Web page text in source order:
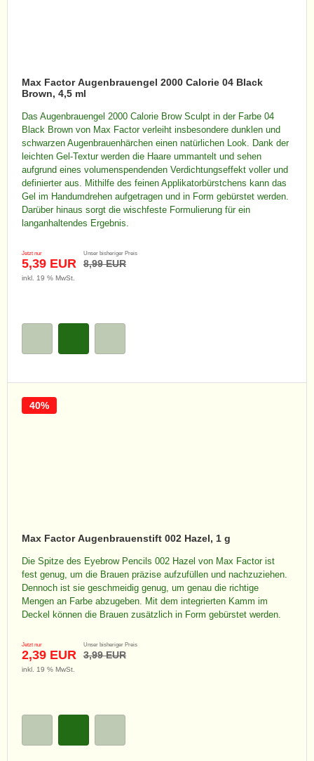
Max Factor Augenbrauengel 2000 Calorie 04 Black
Brown, 4,5 ml
Das Augenbrauengel 2000 Calorie Brow Sculpt in der Farbe 04
Black Brown von Max Factor verleiht insbesondere dunklen und
schwarzen Augenbrauenhärchen einen natürlichen Look. Dank der
leichten Gel-Textur werden die Haare ummantelt und sehen
aufgrund eines volumenspendenden Verdichtungseffekt voller und
definierter aus. Mithilfe des feinen Applikatorbürstchens kann das
Gel im Handumdrehen aufgetragen und in Form gebürstet werden.
Darüber hinaus sorgt die wischfeste Formulierung für ein
langanhaltendes Ergebnis.
Jetzt nur
5,39 EUR
Unser bisheriger Preis
8,99 EUR
inkl. 19 % MwSt.
Max Factor Augenbrauenstift 002 Hazel, 1 g
Die Spitze des Eyebrow Pencils 002 Hazel von Max Factor ist
fest genug, um die Brauen präzise aufzufüllen und nachzuziehen.
Dennoch ist sie geschmeidig genug, um genau die richtige
Mengen an Farbe abzugeben. Mit dem integrierten Kamm im
Deckel können die Brauen zusätzlich in Form gebürstet werden.
Jetzt nur
2,39 EUR
Unser bisheriger Preis
3,99 EUR
40%
inkl. 19 % MwSt.